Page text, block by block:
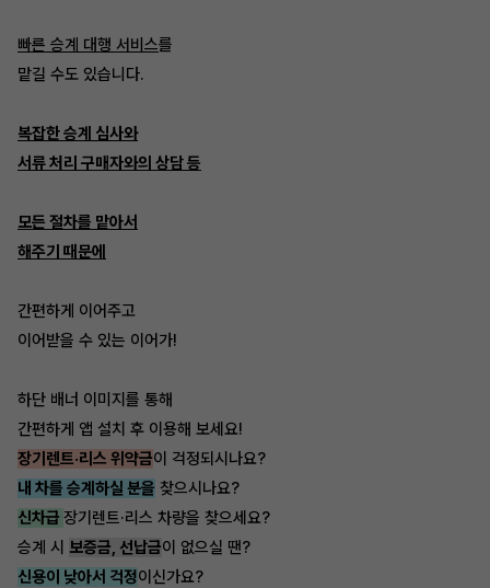
빠른 승계 대행 서비스를
맡길 수도 있습니다.
복잡한 승계 심사와
서류 처리 구매자와의 상담 등
모든 절차를 맡아서
해주기 때문에
간편하게 이어주고
이어받을 수 있는 이어가!
하단 배너 이미지를 통해
간편하게 앱 설치 후 이용해 보세요!
장기렌트·리스 위약금이 걱정되시나요?
내 차를 승계하실 분을 찾으시나요?
신차급 장기렌트·리스 차량을 찾으세요?
승계 시 보증금, 선납금이 없으실 땐?
신용이 낮아서 걱정이신가요?